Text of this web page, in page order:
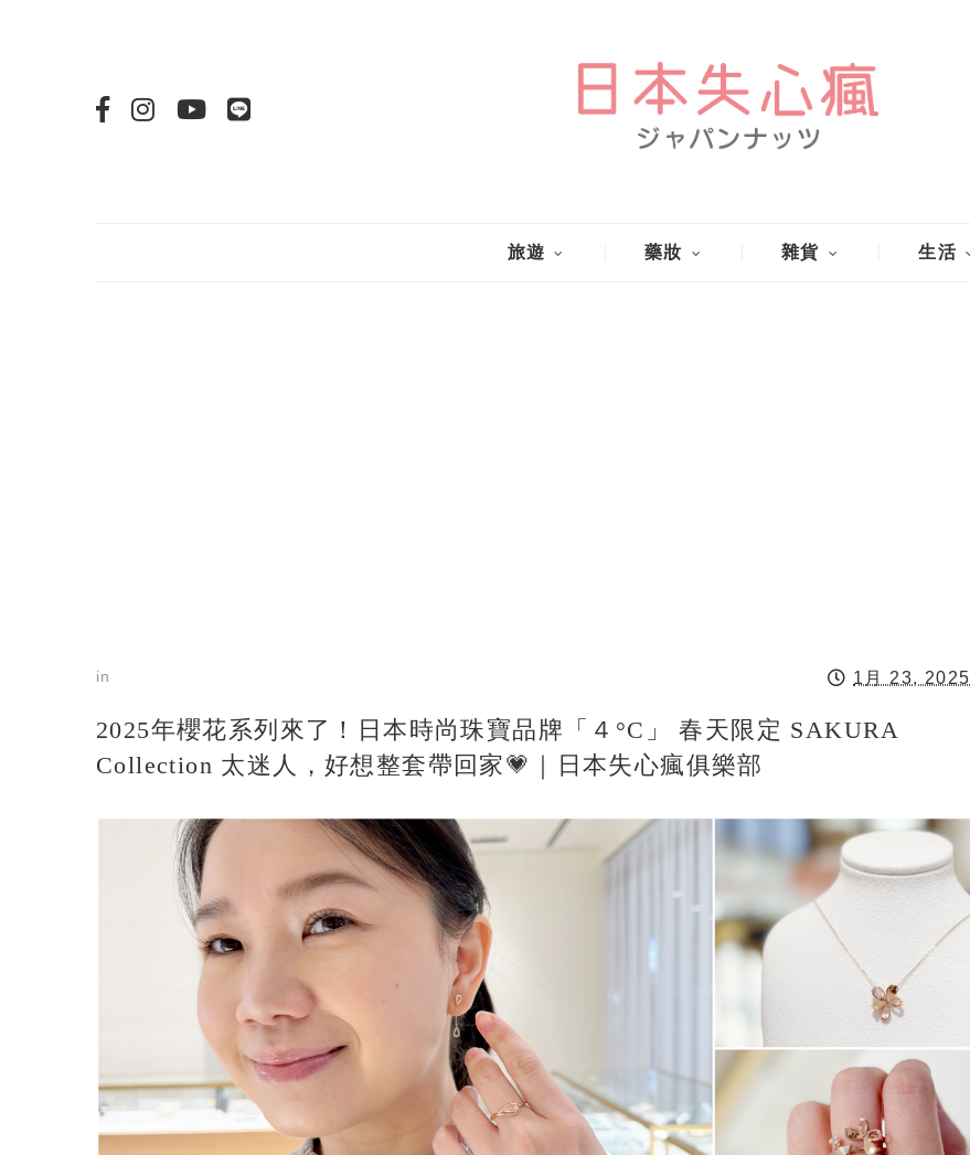
旅遊 藥妝 雜貨 生活
in 1月 23, 2025
2025年櫻花系列來了！日本時尚珠寶品牌「４°C」 春天限定 SAKURA
Collection 太迷人，好想整套帶回家💗｜日本失心瘋俱樂部